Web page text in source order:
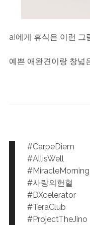
aI에게 휴식은 이런 그
예쁜 애완견이랑 창넓
#CarpeDiem
#AllisWell
#MiracleMorning
#사랑의헌혈
#DXcelerator
#TeraClub
#ProjectTheJino